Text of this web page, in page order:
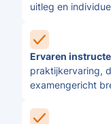
uitleg en
Ervaren
praktijkervaring,
examengericht